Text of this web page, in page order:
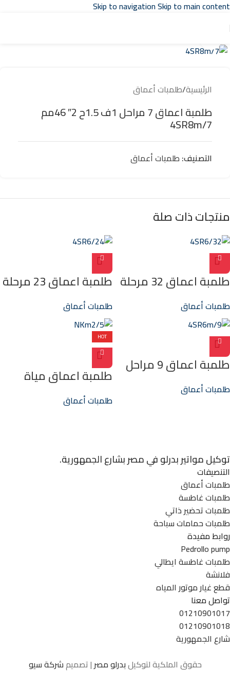
Skip to navigationSkip to main content
الرئيسية/طلمبات أعماق
طلمبة اعماق 7 مراحل 1ف 1.5ح 2″ 46مم
4SR8m/7
التصنيف: طلمبات أعماق
منتجات ذات صلة
طلمبة اعماق 32 مرحلة
4SR6/32
طلمبات أعماق
طلمبة اعماق 23 مرحلة
4SR6/24
طلمبات أعماق
طلمبة اعماق 9 مراحل
4SR6m/9
طلمبات أعماق
HOT
طلمبة اعماق مياة
(80)م NKm2/5
طلمبات أعماق
توكيل مواتير بدرلو في مصر بشارع الجمهورية.
التنصيفات
طلمبات أعماق
طلمبات غاطسة
طلمبات تحضير ذاتي
طلمبات حمامات سباحة
روابط مفيدة
Pedrollo pump
طلمبات غاطسة ايطالي
فلانشة
قطع غيار موتور المياه
تواصل معنا
01210901017
01210901018
شارع الجمهورية
حقوق الملكية لتوكيلبدرلو مصر| تصميمشركة سيو